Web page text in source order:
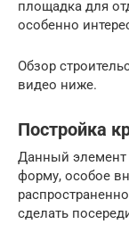
площадка для
особенно
Обзор
видео ниже.
Постройка
Данный элемент
форму, особое
сделать